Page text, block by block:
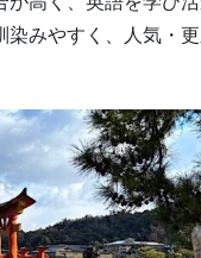
染みやすく、人気・